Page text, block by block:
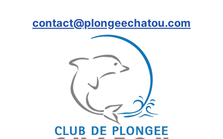
contact@plongeechatou.com